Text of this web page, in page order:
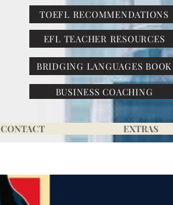
TOEFL RECOMMENDATIONS
EFL TEACHER RESOURCES
BRIDGING LANGUAGES BOOK
BUSINESS COACHING
CONTACT EXTRAS